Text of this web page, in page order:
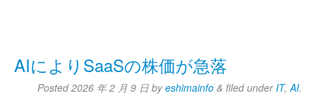
AIによりSaaSの株価が急落
Posted2026 年 2 月 9 日 byeshimainfo & filed under IT, AI.